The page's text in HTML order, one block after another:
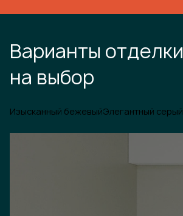
Варианты отделки
на выбор
Изысканный бежевыйЭлегантный серый